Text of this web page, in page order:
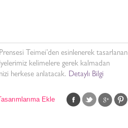
Teimei’den esinlenerek tasarlanan
kelimelere gerek kalmadan
herkese anlatacak. Detaylı Bilgi
Ekle